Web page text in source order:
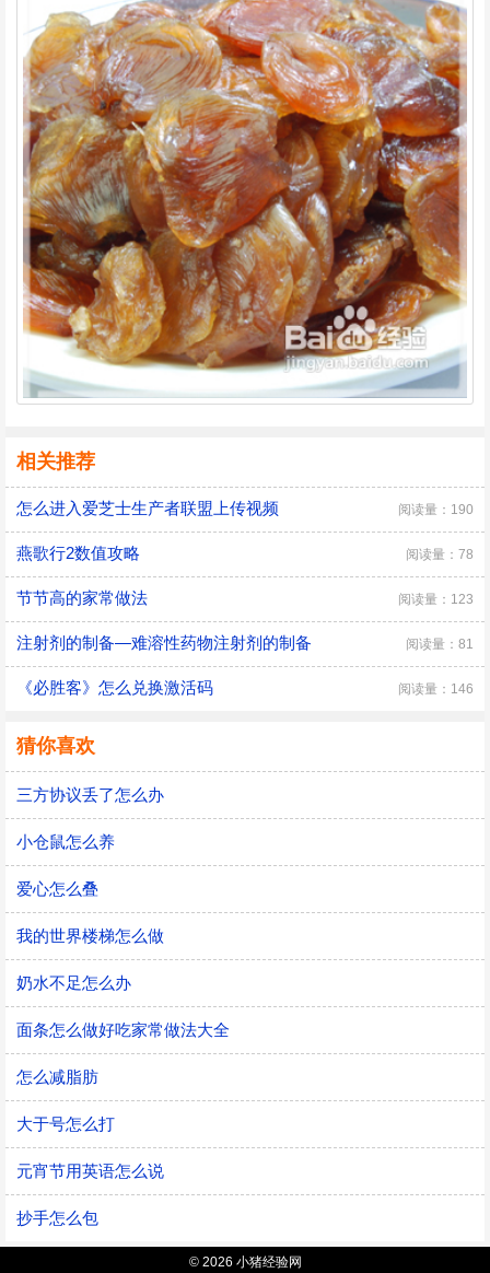
相关推荐
怎么进入爱芝士生产者联盟上传视频 阅读量：190
燕歌行2数值攻略 阅读量：78
节节高的家常做法 阅读量：123
注射剂的制备—难溶性药物注射剂的制备 阅读量：81
《必胜客》怎么兑换激活码 阅读量：146
猜你喜欢
三方协议丢了怎么办
小仓鼠怎么养
爱心怎么叠
我的世界楼梯怎么做
奶水不足怎么办
面条怎么做好吃家常做法大全
怎么减脂肪
大于号怎么打
元宵节用英语怎么说
抄手怎么包
© 2026 小猪经验网